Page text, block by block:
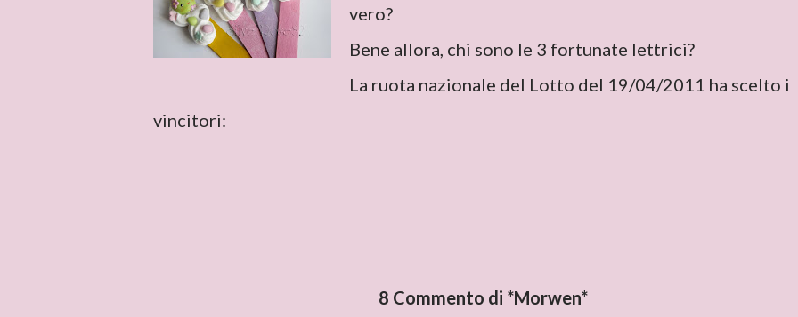
vero?
Bene allora, chi sono le 3 fortunate lettrici?
La ruota nazionale del Lotto del 19/04/2011 ha scelto i
vincitori:
8 Commento di *Morwen*